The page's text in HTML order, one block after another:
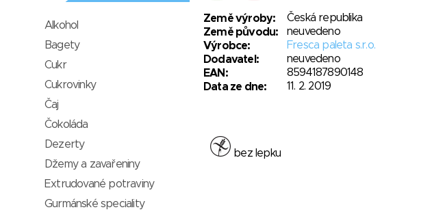
Země výroby:
Česká republika
Země původu:
neuvedeno
Výrobce:
Fresca paleta s.r.o.
Dodavatel:
neuvedeno
EAN:
8594187890148
Data ze dne:
11. 2. 2019
bez lepku
Alkohol
Bagety
Cukr
Cukrovinky
Čaj
Čokoláda
Dezerty
Džemy a zavařeniny
Extrudované potraviny
Gurmánské speciality